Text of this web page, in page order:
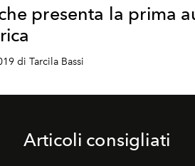
presenta la prima
di Tarcila Bassi
Articoli consigliati